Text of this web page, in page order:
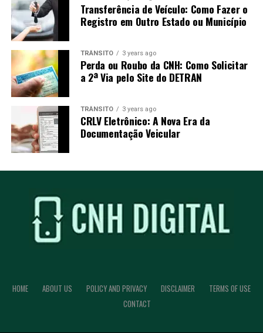
Transferência de Veículo: Como Fazer o
Registro em Outro Estado ou Município
TRÂNSITO 3 years ago
Perda ou Roubo da CNH: Como Solicitar
a 2ª Via pelo Site do DETRAN
TRÂNSITO 3 years ago
CRLV Eletrônico: A Nova Era da
Documentação Veicular
HOME ABOUT US POLICY AND PRIVACY DISCLAIMER
TERMS OF USE
CONTACT